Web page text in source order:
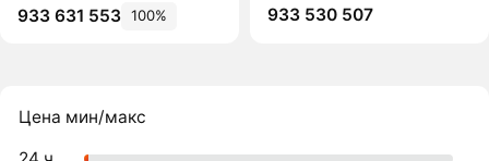
933 631 553 100%
933 530 507
Цена мин/макс